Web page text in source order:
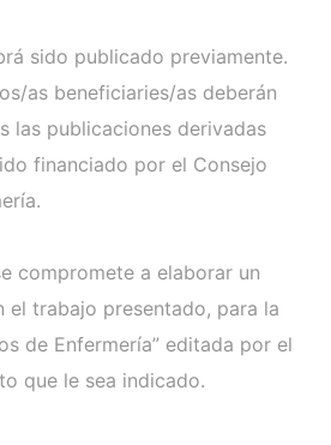
sido publicado previamente.
as beneficiaries/as deberán
las publicaciones derivadas
financiado por el Consejo
compromete a elaborar un
el trabajo presentado, para la
de Enfermería” editada por el
que le sea indicado.